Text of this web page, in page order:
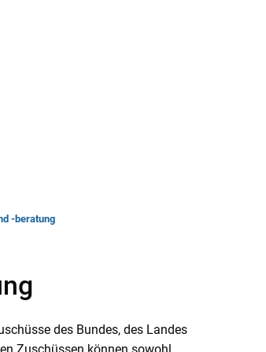
-beratung
des Bundes, des Landes